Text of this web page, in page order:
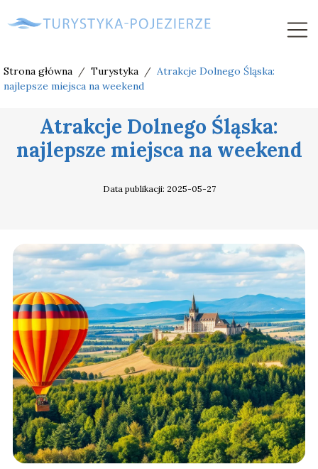
Strona główna / Turystyka / Atrakcje Dolnego Śląska:
najlepsze miejsca na weekend
Atrakcje Dolnego Śląska:
najlepsze miejsca na weekend
Data publikacji: 2025-05-27